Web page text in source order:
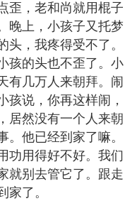
歪，老和尚就用棍子
晚上，小孩子又托梦
，我疼得受不了。
孩的头也不歪了。小
有几万人来朝拜。闹
孩说，你再这样闹，
居然没有一个人来朝
。他已经到家了嘛。
功用得好不好。我们
就别去管它了。跟走
家了。